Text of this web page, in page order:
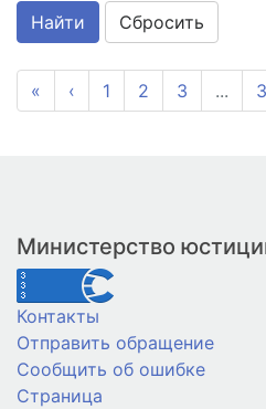
Сбросить
« ‹ 1 2 3 ...
Министерство
Контакты
Отправить обращение
Сообщить об ошибке
Страница